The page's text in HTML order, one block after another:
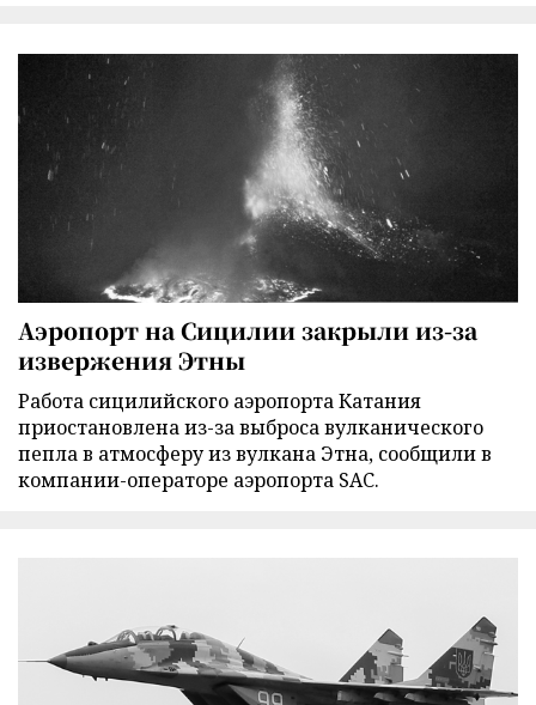
Аэропорт на Сицилии закрыли из-за
извержения Этны
Работа сицилийского аэропорта Катания
приостановлена из-за выброса вулканического
пепла в атмосферу из вулкана Этна, сообщили в
компании-операторе аэропорта SAC.